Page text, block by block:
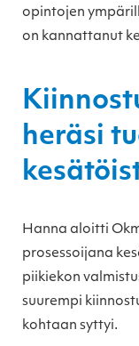
opintojen
on kannattanut
heräsi
Hanna aloitti
prosessoijana
piikiekon
suurempi
kohtaan syttyi.